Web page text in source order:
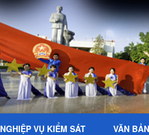
NGHIỆP VỤ KIỂM SÁT VĂN BẢN